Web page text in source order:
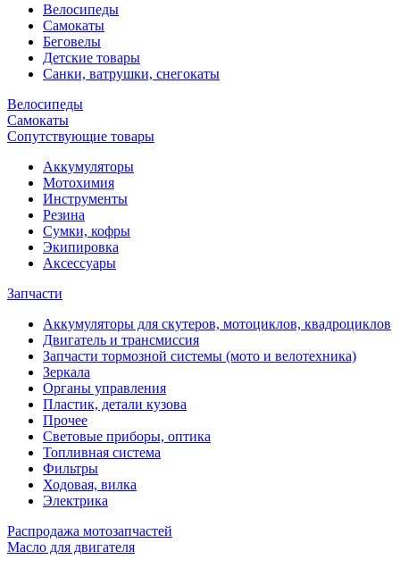
Велосипеды
Самокаты
Беговелы
Детские товары
Санки, ватрушки, снегокаты
Велосипеды
Самокаты
Сопутствующие товары
Аккумуляторы
Мотохимия
Инструменты
Резина
Сумки, кофры
Экипировка
Аксессуары
Запчасти
Аккумуляторы для скутеров, мотоциклов, квадроциклов
Двигатель и трансмиссия
Запчасти тормозной системы (мото и велотехника)
Зеркала
Органы управления
Пластик, детали кузова
Прочее
Световые приборы, оптика
Топливная система
Фильтры
Ходовая, вилка
Электрика
Распродажа мотозапчастей
Масло для двигателя